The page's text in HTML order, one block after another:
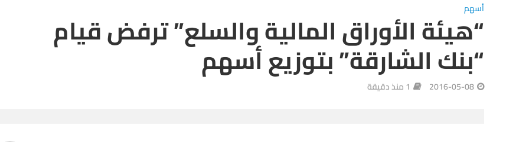
أسهم
“هيئة الأوراق المالية والسلع” ترفض قيام
“بنك الشارقة” بتوزيع أسهم
2016-05-08 1 منذ دقيقة